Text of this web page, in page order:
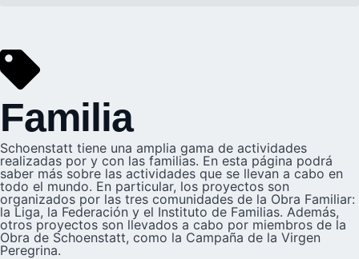
Familia
Schoenstatt tiene una amplia gama de actividades
realizadas por y con las familias. En esta página podrá
saber más sobre las actividades que se llevan a cabo en
todo el mundo. En particular, los proyectos son
organizados por las tres comunidades de la Obra Familiar:
la Liga, la Federación y el Instituto de Familias. Además,
otros proyectos son llevados a cabo por miembros de la
Obra de Schoenstatt, como la Campaña de la Virgen
Peregrina.